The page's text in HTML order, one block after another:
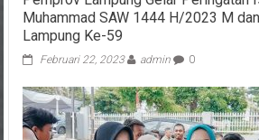
Muhammad SAW 1444 H/2023 M
Lampung Ke-59
Februari 22, 2023 admin 0